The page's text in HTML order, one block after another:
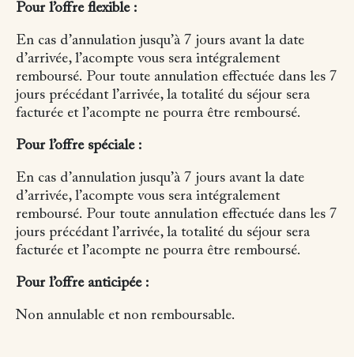
Pour l’offre flexible :
En cas d’annulation jusqu’à 7 jours avant la date
d’arrivée, l’acompte vous sera intégralement
remboursé. Pour toute annulation effectuée dans les 7
jours précédant l’arrivée, la totalité du séjour sera
facturée et l’acompte ne pourra être remboursé.
Pour l’offre spéciale :
En cas d’annulation jusqu’à 7 jours avant la date
d’arrivée, l’acompte vous sera intégralement
remboursé. Pour toute annulation effectuée dans les 7
jours précédant l’arrivée, la totalité du séjour sera
facturée et l’acompte ne pourra être remboursé.
Pour l’offre anticipée :
Non annulable et non remboursable.